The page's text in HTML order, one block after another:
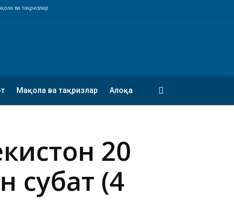
ва тақризлар
Мақола ва тақризлар Алоқа search
20
(4